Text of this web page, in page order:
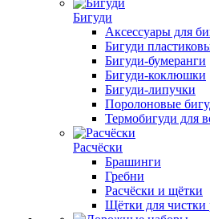
Бигуди
Аксессуары для
Бигуди
Бигуди-бумеранги
Бигуди-коклюшки
Бигуди-липучки
Поролоновые
Термобигуди для
Расчёски
Брашинги
Гребни
Расчёски и щётки
Щётки для чистки